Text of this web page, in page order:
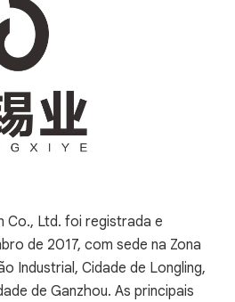
Co., Ltd. foi registrada e
de 2017, com sede na Zona
Industrial, Cidade de Longling,
de Ganzhou. As principais